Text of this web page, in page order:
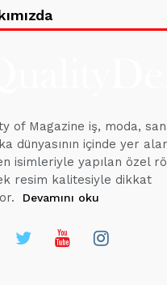
of Magazine iş, moda,
dünyasının içinde yer
isimleriyle yapılan özel
resim kalitesiyle dikkat
Devamını oku